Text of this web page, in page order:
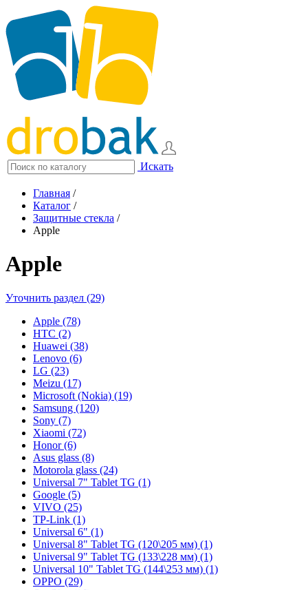
Искать
Главная /
Каталог /
Защитные стекла /
Apple
Apple
Уточнить раздел (29)
Apple (78)
HTC (2)
Huawei (38)
Lenovo (6)
LG (23)
Meizu (17)
Microsoft (Nokia) (19)
Samsung (120)
Sony (7)
Xiaomi (72)
Honor (6)
Asus glass (8)
Motorola glass (24)
Universal 7" Tablet TG (1)
Google (5)
VIVO (25)
TP-Link (1)
Universal 6" (1)
Universal 8" Tablet TG (120\205 мм) (1)
Universal 9" Tablet TG (133\228 мм) (1)
Universal 10" Tablet TG (144\253 мм) (1)
OPPO (29)